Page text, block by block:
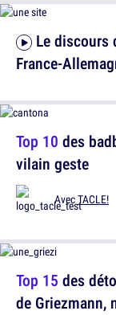
France-
Top 15 des
de Griezmann,
Top 10 des
vilain geste
AvecTACLE!